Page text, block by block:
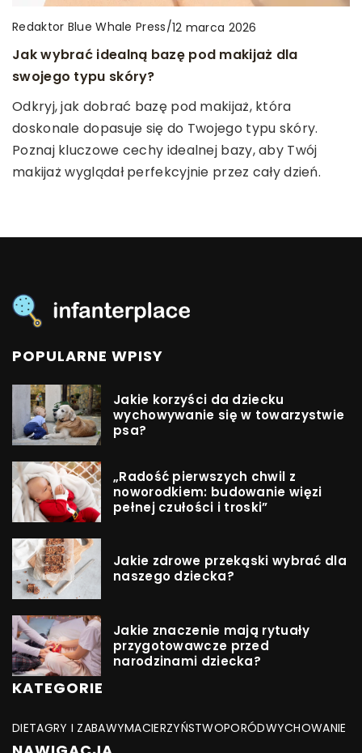
Redaktor Blue Whale Press/14 września 2024
Twórcze zabawy wspierające rozwój dziecka w
domu
Poznaj inspirujące pomysły na zabawy dla dzieci,
które nie tylko zapewnią wspaniałą zabawę, ale
także wspomogą rozwój Twojego dziecka w domu.
Redaktor Blue Whale Press/12 marca 2026
Jak wybrać idealną bazę pod makijaż dla
swojego typu skóry?
Odkryj, jak dobrać bazę pod makijaż, która
doskonale dopasuje się do Twojego typu skóry.
Poznaj kluczowe cechy idealnej bazy, aby Twój
makijaż wyglądał perfekcyjnie przez cały dzień.
Redaktor Blue Whale Press/10 lipca 2024
Magia gier fabularnych dla najmłodszych
Zanurz się w świat pełen wyobraźni i przygód! Nasz
artykuł zdradza, jak gry fabularne mogą rozbudzić
kreatywność u najmłodszych, a także pobudzić do
nauki i rozwijać umiejętności społeczne.
POPULARNE WPISY
Jakie korzyści da dziecku
wychowywanie się w towarzystwie
psa?
„Radość pierwszych chwil z
noworodkiem: budowanie więzi
pełnej czułości i troski”
Jakie zdrowe przekąski wybrać dla
naszego dziecka?
Jakie znaczenie mają rytuały
przygotowawcze przed
narodzinami dziecka?
KATEGORIE
DIETAGRY I ZABAWYMACIERZYŃSTWOPORÓDWYCHOWANIE